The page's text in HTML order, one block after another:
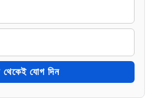
যোগ দিন